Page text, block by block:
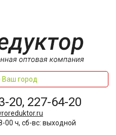
Ваш город
20, 227-64-20
00 ч, сб-вс: выходной